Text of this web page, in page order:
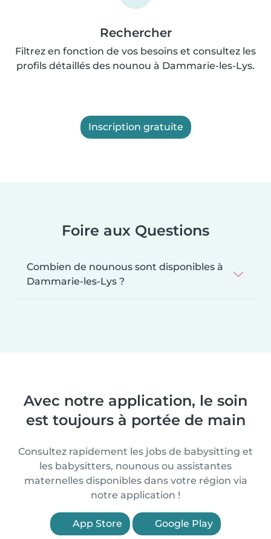
Rechercher
Filtrez en fonction de vos besoins et consultez les
profils détaillés des nounou à Dammarie-les-Lys.
Inscription gratuite
Foire aux Questions
Combien de nounous sont disponibles à
Dammarie-les-Lys ?
Avec notre application, le soin
est toujours à portée de main
Consultez rapidement les jobs de babysitting et
les babysitters, nounous ou assistantes
maternelles disponibles dans votre région via
notre application !
App Store Google Play